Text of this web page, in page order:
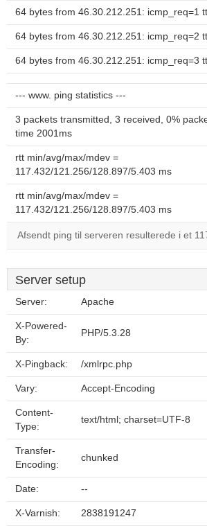
64 bytes from 46.30.212.251: icmp_req=1
64 bytes from 46.30.212.251: icmp_req=2
64 bytes from 46.30.212.251: icmp_req=3
--- www. ping statistics ---
3 packets transmitted, 3 received, 0%
time 2001ms
rtt min/avg/max/mdev =
117.432/121.256/128.897/5.403 ms
rtt min/avg/max/mdev =
117.432/121.256/128.897/5.403 ms
Afsendt ping til serveren resulterede i et
Server setup
Server: Apache
X-Powered-
By:
PHP/5.3.28
X-Pingback: /xmlrpc.php
Vary: Accept-Encoding
Content-
Type:
text/html; charset=UTF-8
Transfer-
Encoding:
chunked
Date: --
X-Varnish: 2838191247